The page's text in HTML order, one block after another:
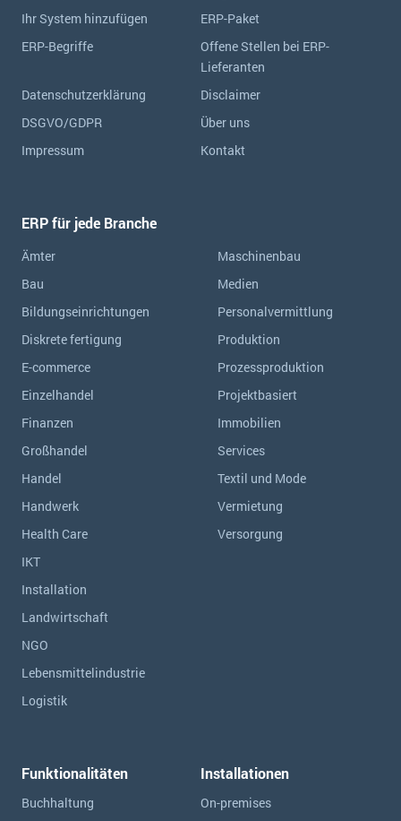
Ihr System hinzufügen
ERP-Paket
ERP-Begriffe
Offene Stellen bei ERP-
Lieferanten
Datenschutzerklärung
Disclaimer
DSGVO/GDPR
Über uns
Impressum
Kontakt
ERP für jede Branche
Ämter
Bau
Bildungseinrichtungen
Diskrete fertigung
E-commerce
Einzelhandel
Finanzen
Großhandel
Handel
Handwerk
Health Care
IKT
Installation
Landwirtschaft
NGO
Lebensmittelindustrie
Logistik
Maschinenbau
Medien
Personalvermittlung
Produktion
Prozessproduktion
Projektbasiert
Immobilien
Services
Textil und Mode
Vermietung
Versorgung
Funktionalitäten
Buchhaltung
Installationen
On-premises